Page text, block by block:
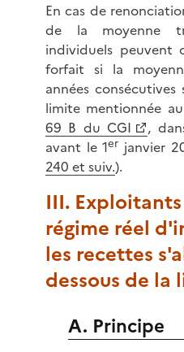
En cas de
de la moyenne
individuels
forfait si la
années consécutives
limite mentionnée
69 B du CGI
,
avant le 1er janvier
240 et suiv.).
III.
régime réel
les recettes
dessous de
A. Principe